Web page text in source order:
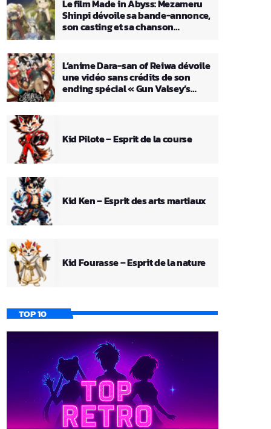
Le film Made in Abyss: Mezameru
Shinpi dévoile sa bande-annonce,
son casting et sa chanson
L’anime Dara-san of Reiwa dévoile
une vidéo sans crédits de son
ending spécial « Gun Valsey’s
Kid Pilote – Esprit de la course
Kid Ken – Esprit des arts martiaux
Kid Fourasse – Esprit de la nature
TOP 10